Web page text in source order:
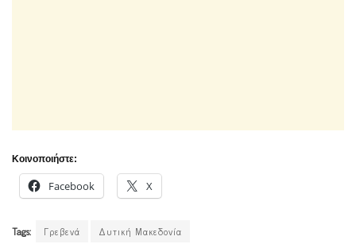
Κοινοποιήστε:
Facebook X
Tags: Γρεβενά Δυτική Μακεδονία